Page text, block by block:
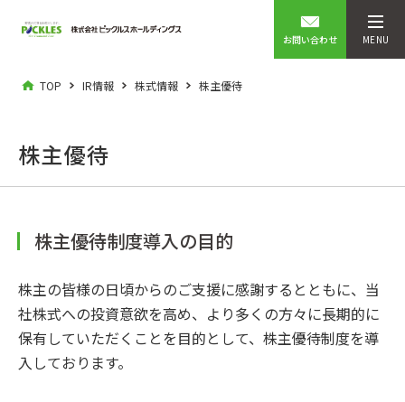
お問い合わせ MENU
TOP IR情報 株式情報 株主優待
株主優待
株主優待制度導入の目的
株主の皆様の日頃からのご支援に感謝するとともに、当
社株式への投資意欲を高め、より多くの方々に長期的に
保有していただくことを目的として、株主優待制度を導
入しております。